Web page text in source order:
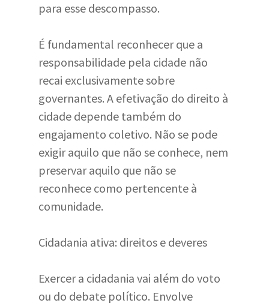
para esse descompasso.
É fundamental reconhecer que a
responsabilidade pela cidade não
recai exclusivamente sobre
governantes. A efetivação do direito à
cidade depende também do
engajamento coletivo. Não se pode
exigir aquilo que não se conhece, nem
preservar aquilo que não se
reconhece como pertencente à
comunidade.
Cidadania ativa: direitos e deveres
Exercer a cidadania vai além do voto
ou do debate político. Envolve